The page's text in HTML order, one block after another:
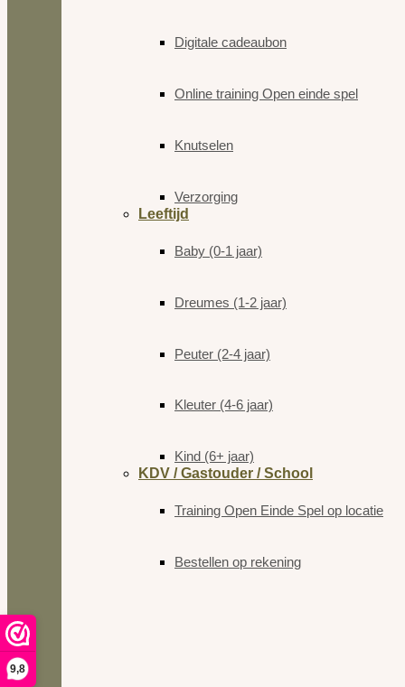
9,8
Digitale cadeaubon
Online training Open einde spel
Knutselen
Verzorging
Leeftijd
Baby (0-1 jaar)
Dreumes (1-2 jaar)
Peuter (2-4 jaar)
Kleuter (4-6 jaar)
Kind (6+ jaar)
KDV / Gastouder / School
Training Open Einde Spel op locatie
Bestellen op rekening